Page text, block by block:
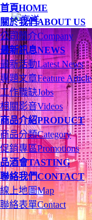
首頁HOME
關於我們ABOUT US
公司簡介Company
最新訊息NEWS
最新活動Latest News
專題文章Feature Article
工作職缺Jobs
相關影音Videos
商品介紹PRODUCT
商品分類Category
促銷專區Promotions
品酒會TASTING
聯絡我們CONTACT
線上地圖Map
聯絡表單Contact